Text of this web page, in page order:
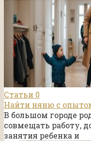
Статьи 0
Найти няню с
В большом городе
совмещать работу,
занятия ребенка и